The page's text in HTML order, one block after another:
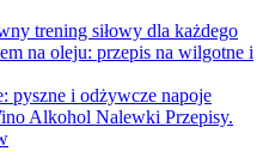
trening siłowy dla każdego
na oleju: przepis na wilgotne i
pyszne i odżywcze napoje
Alkohol Nalewki Przepisy.